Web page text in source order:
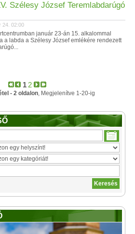
Szélesy József Teremlabdarúgó
24. 02:00
január 23-án 15. alkalommal
a labda a Szélesy József emlékére rendezett
1 2
- 2 oldalon, Megjelenítve 1-20-ig